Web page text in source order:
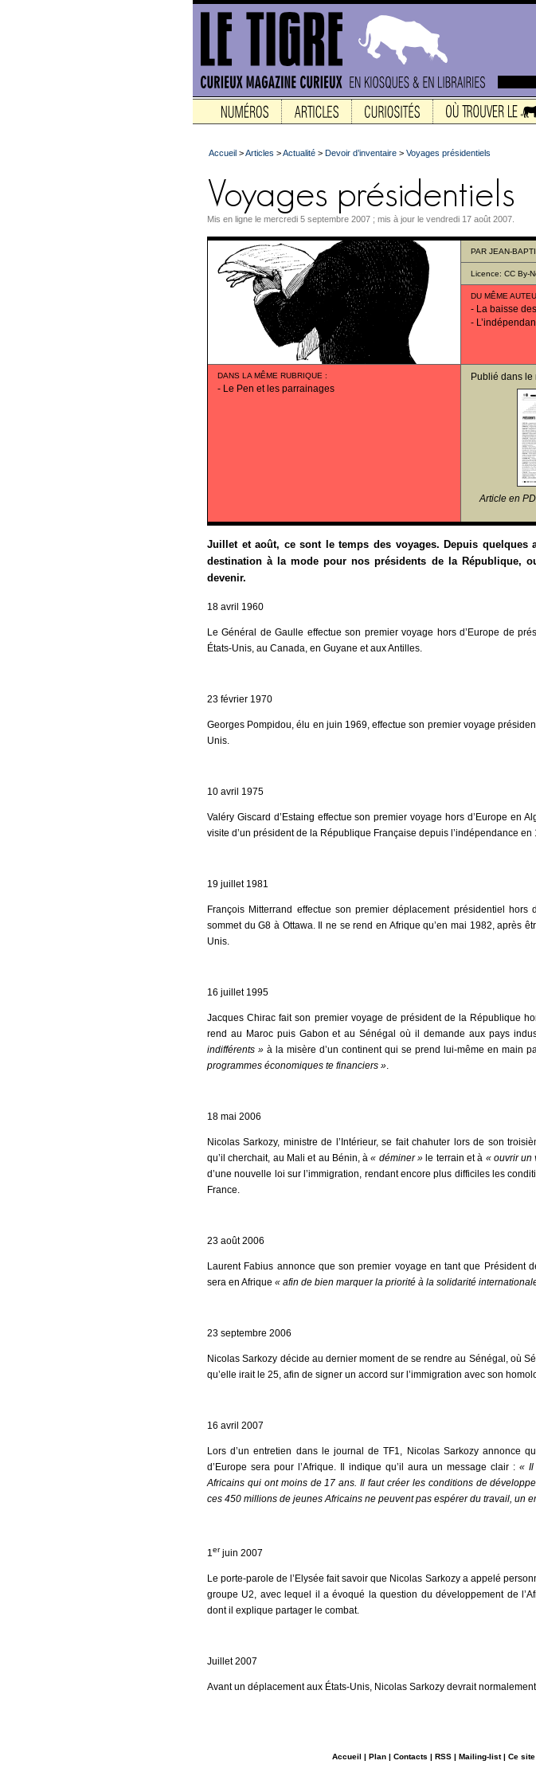
Accueil >Articles >Actualité > Devoir d’inventaire > Voyages présidentiels
Mis en ligne le mercredi 5 septembre 2007 ; mis à jour le vendredi 17 août 2007.
PAR JEAN-
Licence: CC By-
DU MÊME
- La baisse
-
DANS LA MÊME RUBRIQUE :
- Le Pen et les parrainages
Publié dans le
Article en
Juillet et août, ce sont le temps des voyages. Depuis quelques
destination à la mode pour nos présidents de la République,
devenir.
18 avril 1960
Le Général de Gaulle effectue son premier voyage hors d’Europe de
États-Unis, au Canada, en Guyane et aux Antilles.
23 février 1970
Georges Pompidou, élu en juin 1969, effectue son premier voyage
Unis.
10 avril 1975
Valéry Giscard d’Estaing effectue son premier voyage hors d’Europe en
visite d’un président de la République Française depuis l’indépendance en
19 juillet 1981
François Mitterrand effectue son premier déplacement présidentiel hors
sommet du G8 à Ottawa. Il ne se rend en Afrique qu’en mai 1982, après
Unis.
16 juillet 1995
Jacques Chirac fait son premier voyage de président de la République
rend au Maroc puis Gabon et au Sénégal où il demande aux pays
indifférents » à la misère d’un continent qui se prend lui-même en main
programmes économiques te financiers ».
18 mai 2006
Nicolas Sarkozy, ministre de l’Intérieur, se fait chahuter lors de son
qu’il cherchait, au Mali et au Bénin, à« déminer » le terrain et à « ouvrir un
d’une nouvelle loi sur l’immigration, rendant encore plus difficiles les
France.
23 août 2006
Laurent Fabius annonce que son premier voyage en tant que Président
sera en Afrique « afin de bien marquer la priorité à la solidarité
23 septembre 2006
Nicolas Sarkozy décide au dernier moment de se rendre au Sénégal, où
qu’elle irait le 25, afin de signer un accord sur l’immigration avec son
16 avril 2007
Lors d’un entretien dans le journal de TF1, Nicolas Sarkozy annonce
d’Europe sera pour l’Afrique. Il indique qu’il aura un message clair : « Il
Africains qui ont moins de 17 ans. Il faut créer les conditions de
ces 450 millions de jeunes Africains ne peuvent pas espérer du travail, un
1er juin 2007
Le porte-parole de l’Elysée fait savoir que Nicolas Sarkozy a appelé
groupe U2, avec lequel il a évoqué la question du développement de
dont il explique partager le combat.
Juillet 2007
Avant un déplacement aux États-Unis, Nicolas Sarkozy devrait
Accueil | Plan | Contacts | RSS | Mailing-list| Ce site